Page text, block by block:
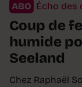
ABO Écho des
Coup de
humide
Seeland
Chez Raphaël